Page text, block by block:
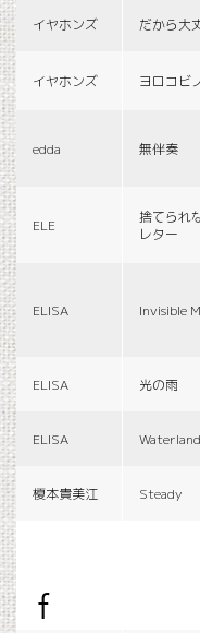
イヤホンズ だから大
イヤホンズ ヨロコビ
edda 無伴奏
ELE
捨てられ
レター
ELISA Invisible
ELISA 光の雨
ELISA Waterland
榎本貴美江 Steady
f